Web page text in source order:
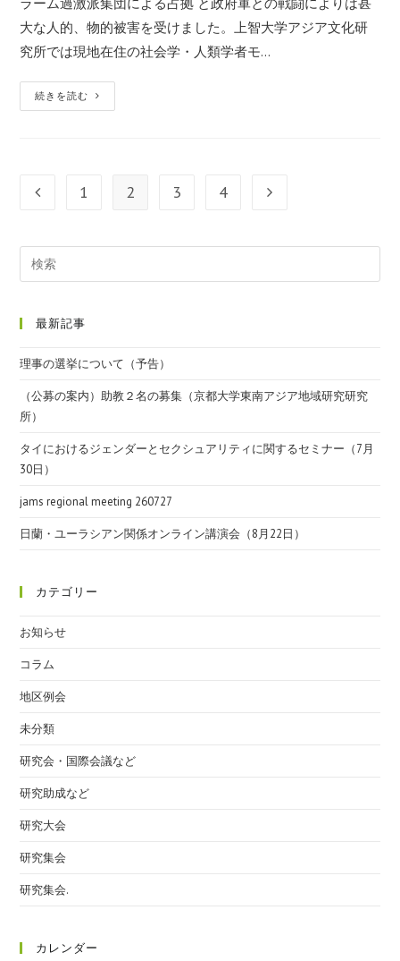
大な人的、物的被害を受けました。上智大学アジア文化研
究所では現地在住の社会学・人類学者モ…
続きを読む
1 2 3 4
最新記事
理事の選挙について（予告）
（公募の案内）助教２名の募集（京都大学東南アジア地域研究研究
所）
タイにおけるジェンダーとセクシュアリティに関するセミナー（7月
30日）
jams regional meeting 260727
日蘭・ユーラシアン関係オンライン講演会（8月22日）
カテゴリー
お知らせ
コラム
地区例会
未分類
研究会・国際会議など
研究助成など
研究大会
研究集会
研究集会.
カレンダー